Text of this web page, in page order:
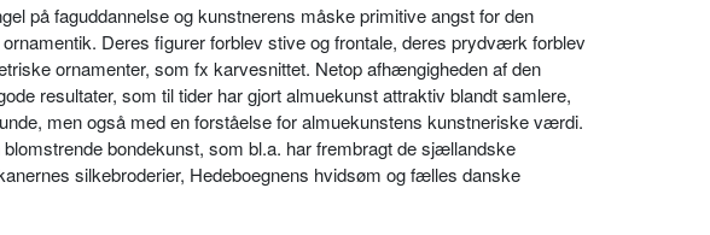
på faguddannelse og kunstnerens måske primitive angst for den
Deres figurer forblev stive og frontale, deres prydværk forblev
ornamenter, som fx karvesnittet. Netop afhængigheden af den
resultater, som til tider har gjort almuekunst attraktiv blandt samlere,
men også med en forståelse for almuekunstens kunstneriske værdi.
bondekunst, som bl.a. har frembragt de sjællandske
silkebroderier, Hedeboegnens hvidsøm og fælles danske